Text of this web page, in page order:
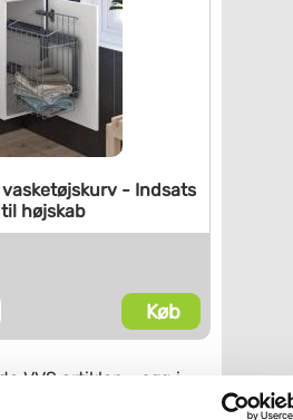
- Indsats
til højskab
Køb
VVS artiklen - søg i